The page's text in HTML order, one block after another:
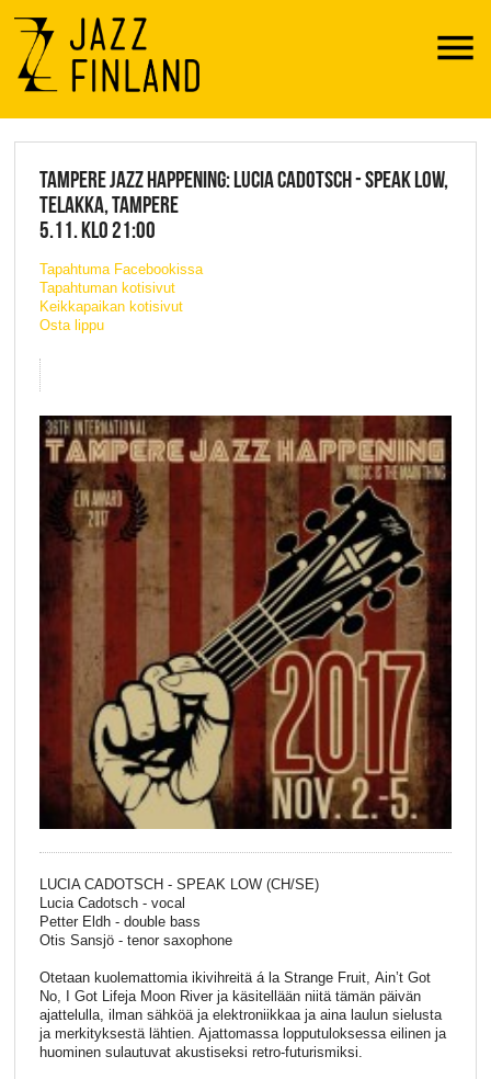
Menu
JAZZ FINLAND LIVE
TAMPERE JAZZ HAPPENING: LUCIA CADOTSCH - SPEAK LOW,
TELAKKA, TAMPERE
5.11. KLO 21:00
Tapahtuma Facebookissa
Tapahtuman kotisivut
Keikkapaikan kotisivut
Osta lippu
LUCIA CADOTSCH - SPEAK LOW (CH/SE)
Lucia Cadotsch - vocal
Petter Eldh - double bass
Otis Sansjö - tenor saxophone
Otetaan kuolemattomia ikivihreitä á la Strange Fruit, Ain’t Got
No, I Got Lifeja Moon River ja käsitellään niitä tämän päivän
ajattelulla, ilman sähköä ja elektroniikkaa ja aina laulun sielusta
ja merkityksestä lähtien. Ajattomassa lopputuloksessa eilinen ja
huominen sulautuvat akustiseksi retro-futurismiksi.